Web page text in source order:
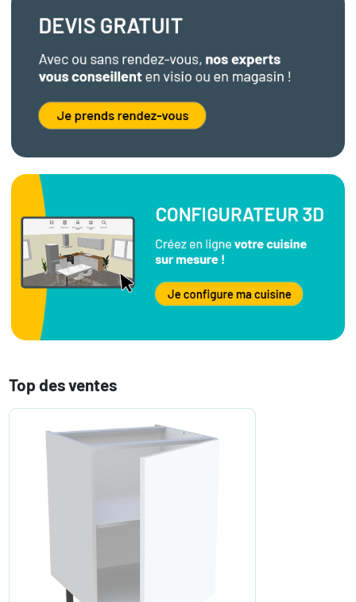
Top des ventes